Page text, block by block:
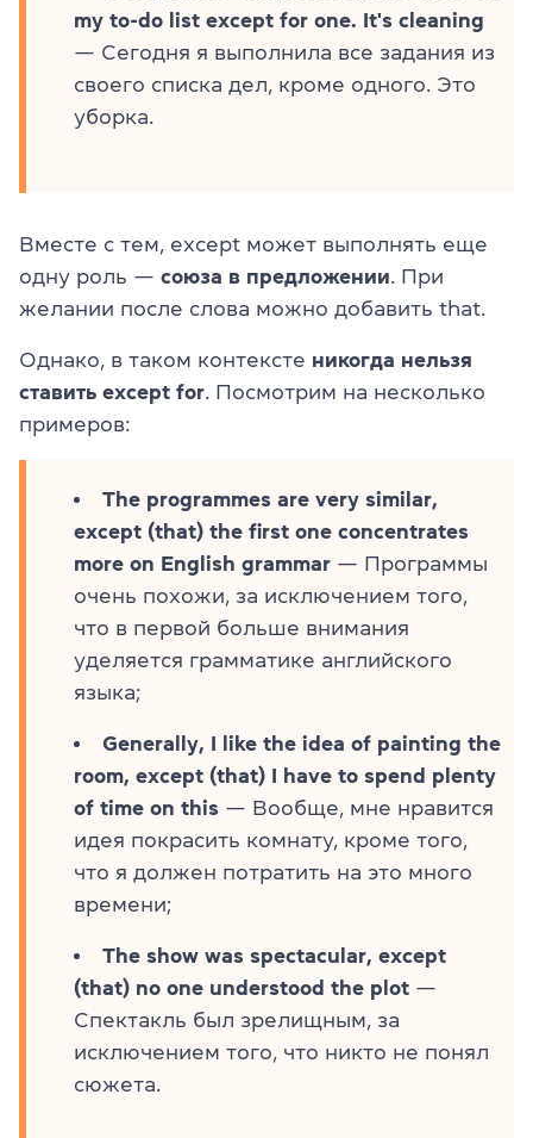
my to-do list except for one. It's cleaning
— Сегодня я выполнила все задания из
своего списка дел, кроме одного. Это
уборка.
Вместе с тем, except может выполнять еще
одну роль — союза в предложении . При
желании после слова можно добавить that.
Однако, в таком контексте никогда нельзя
ставить except for . Посмотрим на несколько
примеров:
The programmes are very similar,
except (that) the first one concentrates
more on English grammar — Программы
очень похожи, за исключением того,
что в первой больше внимания
уделяется грамматике английского
языка;
Generally, I like the idea of painting the
room, except (that) I have to spend plenty
of time on this — Вообще, мне нравится
идея покрасить комнату, кроме того,
что я должен потратить на это много
времени;
The show was spectacular, except
(that) no one understood the plot —
Спектакль был зрелищным, за
исключением того, что никто не понял
сюжета.